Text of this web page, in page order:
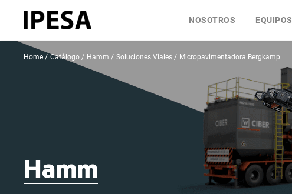
NOSOTROS EQUIPOS
Home Catálogo Hamm Soluciones Viales Micropavimentadora Bergkamp
Hamm